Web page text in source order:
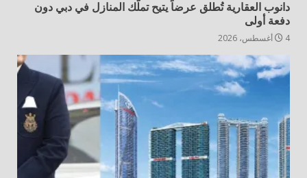
دانوب العقارية تُطلق عرضاً يتيح تملّك المنازل في دبي دون
دفعة أولى
4 أغسطس، 2026